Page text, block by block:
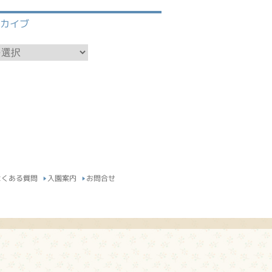
イブ
ある質問 入園案内 お問合せ